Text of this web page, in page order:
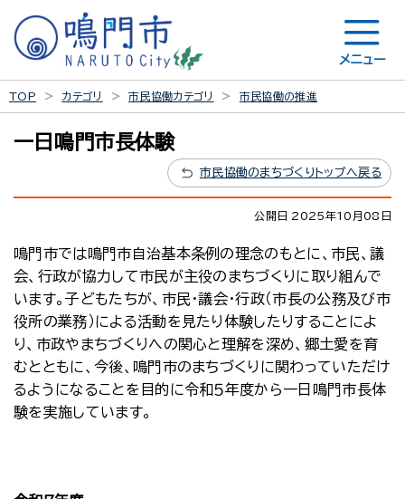
メニュー
TOP カテゴリ 市民協働カテゴリ 市民協働の推進
一日鳴門市長体験
市民協働のまちづくりトップへ戻る
公開日 2025年10月08日
鳴門市では鳴門市自治基本条例の理念のもとに、市民、議
会、行政が協力して市民が主役のまちづくりに取り組んで
います。子どもたちが、市民・議会・行政（市長の公務及び市
役所の業務）による活動を見たり体験したりすることによ
り、市政やまちづくりへの関心と理解を深め、郷土愛を育
むとともに、今後、鳴門市のまちづくりに関わっていただけ
るようになることを目的に令和５年度から一日鳴門市長体
験を実施しています。